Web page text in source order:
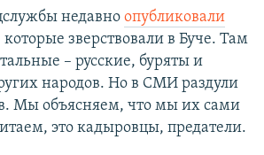
недавно опубликовали
зверствовали в Буче. Там
– русские, буряты и
народов. Но в СМИ раздули
Мы объясняем, что мы их сами
это кадыровцы, предатели.